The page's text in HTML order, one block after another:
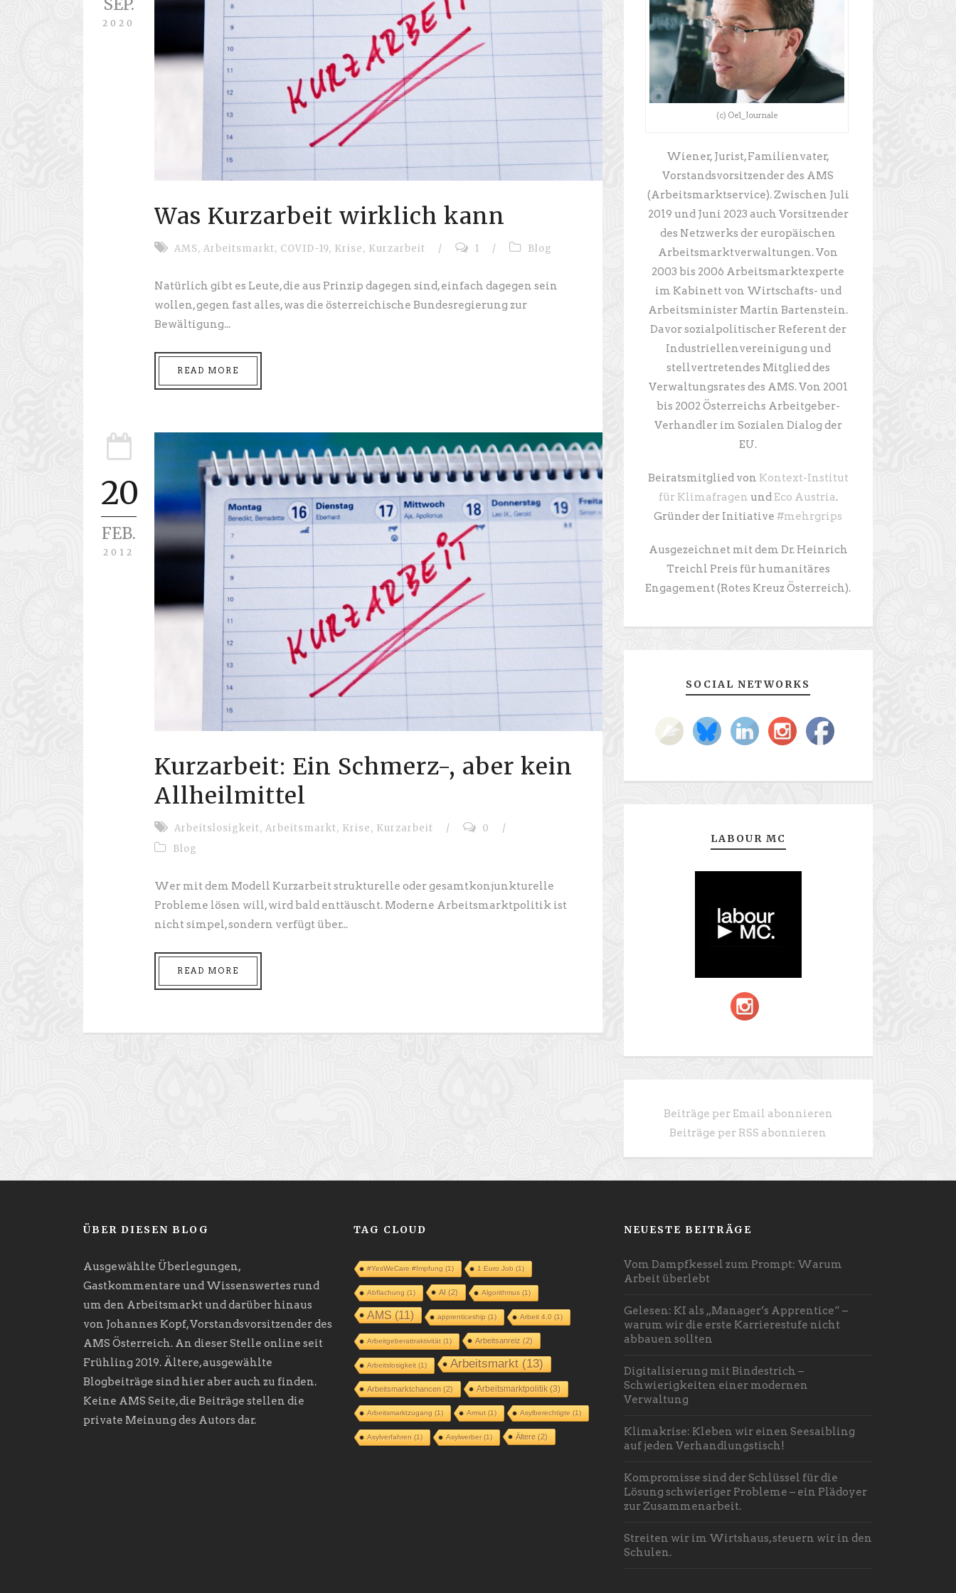
SEP.
2020
Was Kurzarbeit wirklich kann
AMS, Arbeitsmarkt, COVID-19, Krise, Kurzarbeit / 1 / Blog
Natürlich gibt es Leute, die aus Prinzip dagegen sind, einfach dagegen sein
wollen, gegen fast alles, was die österreichische Bundesregierung zur
Bewältigung...
READ MORE
20
FEB.
2012
Kurzarbeit: Ein Schmerz-, aber kein
Allheilmittel
Arbeitslosigkeit, Arbeitsmarkt, Krise, Kurzarbeit / 0
/
Blog
Wer mit dem Modell Kurzarbeit strukturelle oder gesamtkonjunkturelle
Probleme lösen will, wird bald enttäuscht. Moderne Arbeitsmarktpolitik ist
nicht simpel, sondern verfügt über...
READ MORE
(c) Oe1_Journale
Wiener, Jurist, Familienvater,
Vorstandsvorsitzender des AMS
(Arbeitsmarktservice). Zwischen Juli
2019 und Juni 2023 auch Vorsitzender
des Netzwerks der europäischen
Arbeitsmarktverwaltungen. Von
2003 bis 2006 Arbeitsmarktexperte
im Kabinett von Wirtschafts- und
Arbeitsminister Martin Bartenstein.
Davor sozialpolitischer Referent der
Industriellenvereinigung und
stellvertretendes Mitglied des
Verwaltungsrates des AMS. Von 2001
bis 2002 Österreichs Arbeitgeber-
Verhandler im Sozialen Dialog der
EU.
Beiratsmitglied von Kontext-Institut
für Klimafragen und Eco Austria.
Gründer der Initiative#mehrgrips
Ausgezeichnet mit dem Dr. Heinrich
Treichl Preis für humanitäres
Engagement (Rotes Kreuz Österreich).
SOCIAL NETWORKS
LABOUR MC
Beiträge per Email abonnieren
Beiträge per RSS abonnieren
ÜBER DIESEN BLOG
Ausgewählte Überlegungen,
Gastkommentare und Wissenswertes rund
um den Arbeitsmarkt und darüber hinaus
von Johannes Kopf, Vorstandsvorsitzender des
AMS Österreich. An dieser Stelle online seit
Frühling 2019. Ältere, ausgewählte
Blogbeiträge sind hier aber auch zu finden.
Keine AMS Seite, die Beiträge stellen die
private Meinung des Autors dar.
TAG CLOUD
#YesWeCare #Impfung(1) 1 Euro Job(1)
Abflachung(1) AI(2) Algorithmus(1)
AMS(11) apprenticeship(1) Arbeit 4.0(1)
Arbeitgeberattraktivität(1) Arbeitsanreiz(2)
Arbeitslosigkeit(1) Arbeitsmarkt(13)
Arbeitsmarktchancen(2) Arbeitsmarktpolitik(3)
Arbeitsmarktzugang(1) Armut(1) Asylberechtigte(1)
Asylverfahren(1) Asylwerber(1) Ältere(2)
NEUESTE BEITRÄGE
Vom Dampfkessel zum Prompt: Warum
Arbeit überlebt
Gelesen: KI als „Manager’s Apprentice“ –
warum wir die erste Karrierestufe nicht
abbauen sollten
Digitalisierung mit Bindestrich –
Schwierigkeiten einer modernen
Verwaltung
Klimakrise: Kleben wir einen Seesaibling
auf jeden Verhandlungstisch!
Kompromisse sind der Schlüssel für die
Lösung schwieriger Probleme – ein Plädoyer
zur Zusammenarbeit.
Streiten wir im Wirtshaus, steuern wir in den
Schulen.